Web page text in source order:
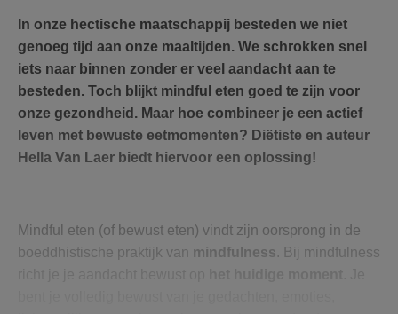
In onze hectische maatschappij besteden we niet
genoeg tijd aan onze maaltijden. We schrokken snel
iets naar binnen zonder er veel aandacht aan te
besteden. Toch blijkt mindful eten goed te zijn voor
onze gezondheid. Maar hoe combineer je een actief
leven met bewuste eetmomenten? Diëtiste en auteur
Hella Van Laer biedt hiervoor een oplossing!
Mindful eten (of bewust eten) vindt zijn oorsprong in de
boeddhistische praktijk van mindfulness. Bij mindfulness